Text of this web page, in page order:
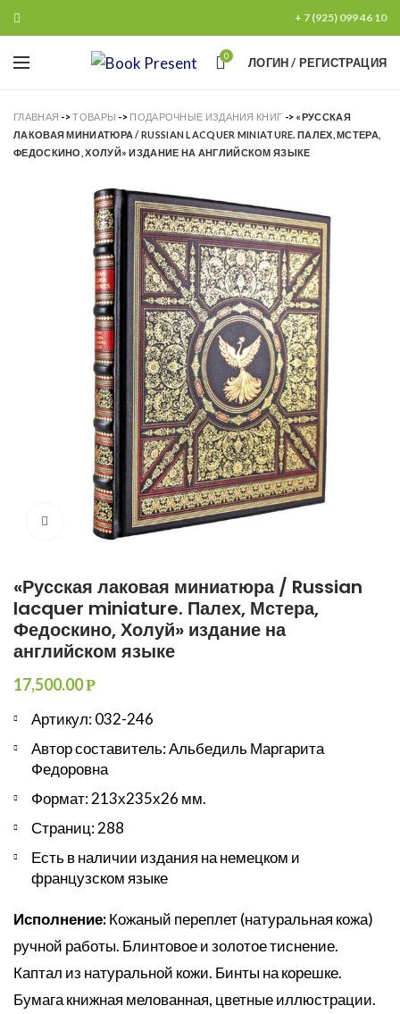
+ 7 (925) 099 46 10
0 ЛОГИН / РЕГИСТРАЦИЯ
ГЛАВНАЯ ->ТОВАРЫ -> ПОДАРОЧНЫЕ ИЗДАНИЯ КНИГ -> «РУССКАЯ
ЛАКОВАЯ МИНИАТЮРА / RUSSIAN LACQUER MINIATURE. ПАЛЕХ, МСТЕРА,
ФЕДОСКИНО, ХОЛУЙ» ИЗДАНИЕ НА АНГЛИЙСКОМ ЯЗЫКЕ
Увеличить
«Русская лаковая миниатюра / Russian
lacquer miniature. Палех, Мстера,
Федоскино, Холуй» издание на
английском языке
17,500.00Р
Артикул: 032-246
Автор составитель: Альбедиль Маргарита
Федоровна
Формат: 213х235х26 мм.
Страниц: 288
Есть в наличии издания на немецком и
французском языке
Исполнение:Кожаный переплет (натуральная кожа)
ручной работы. Блинтовое и золотое тиснение.
Каптал из натуральной кожи. Бинты на корешке.
Бумага книжная мелованная, цветные иллюстрации.